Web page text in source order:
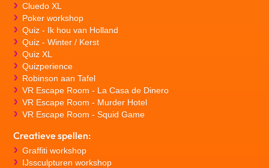
Cluedo XL
Poker workshop
Quiz - Ik hou van Holland
Quiz - Winter / Kerst
Quiz XL
Quizperience
Robinson aan Tafel
VR Escape Room - La Casa de Dinero
VR Escape Room - Murder Hotel
VR Escape Room - Squid Game
Creatieve spellen:
Graffiti workshop
IJssculpturen workshop